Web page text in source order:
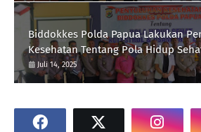
Biddokkes Polda Papua Lakukan
Kesehatan Tentang Pola Hidup
Juli 14, 2025